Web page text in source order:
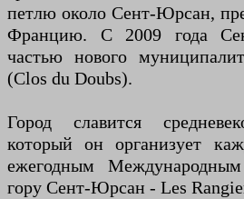
петлю около Сент-Юрсан,
Францию. С 2009 года
частью нового
(Clos du Doubs).
Город славится
который он организует
ежегодным
гору Сент-Юрсан - Les